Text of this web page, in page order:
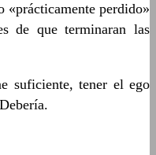
perdido»
de que terminaran las
suficiente, tener el ego